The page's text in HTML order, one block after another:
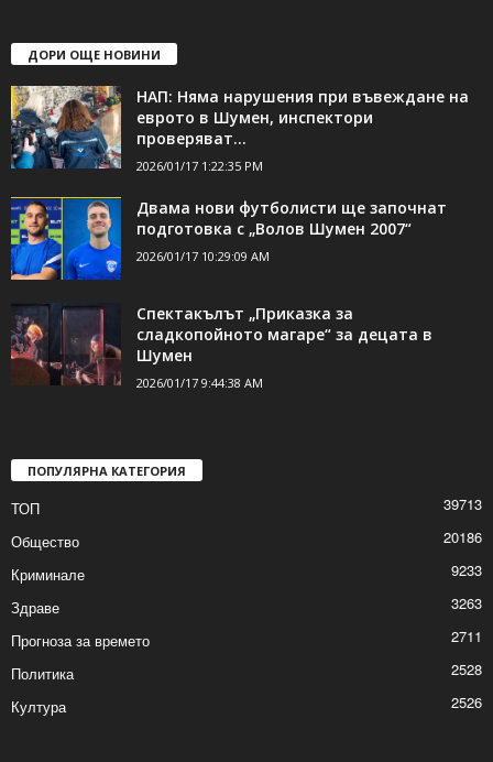
ДОРИ ОЩЕ НОВИНИ
НАП: Няма нарушения при въвеждане на
еврото в Шумен, инспектори
проверяват...
2026/01/17 1:22:35 PM
Двама нови футболисти ще започнат
подготовка с „Волов Шумен 2007“
2026/01/17 10:29:09 AM
Спектакълът „Приказка за
сладкопойното магаре“ за децата в
Шумен
2026/01/17 9:44:38 AM
ПОПУЛЯРНА КАТЕГОРИЯ
ТОП
39713
Общество
20186
Криминале
9233
Здраве
3263
Прогноза за времето
2711
Политика
2528
Култура
2526